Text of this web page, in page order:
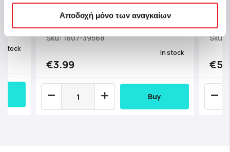
Αποδοχή μόνο των αναγκαίων
stock
Chain Leopard Multicolor
Sku: 1607-39568
€3.99
In stock
Buy
Sku: